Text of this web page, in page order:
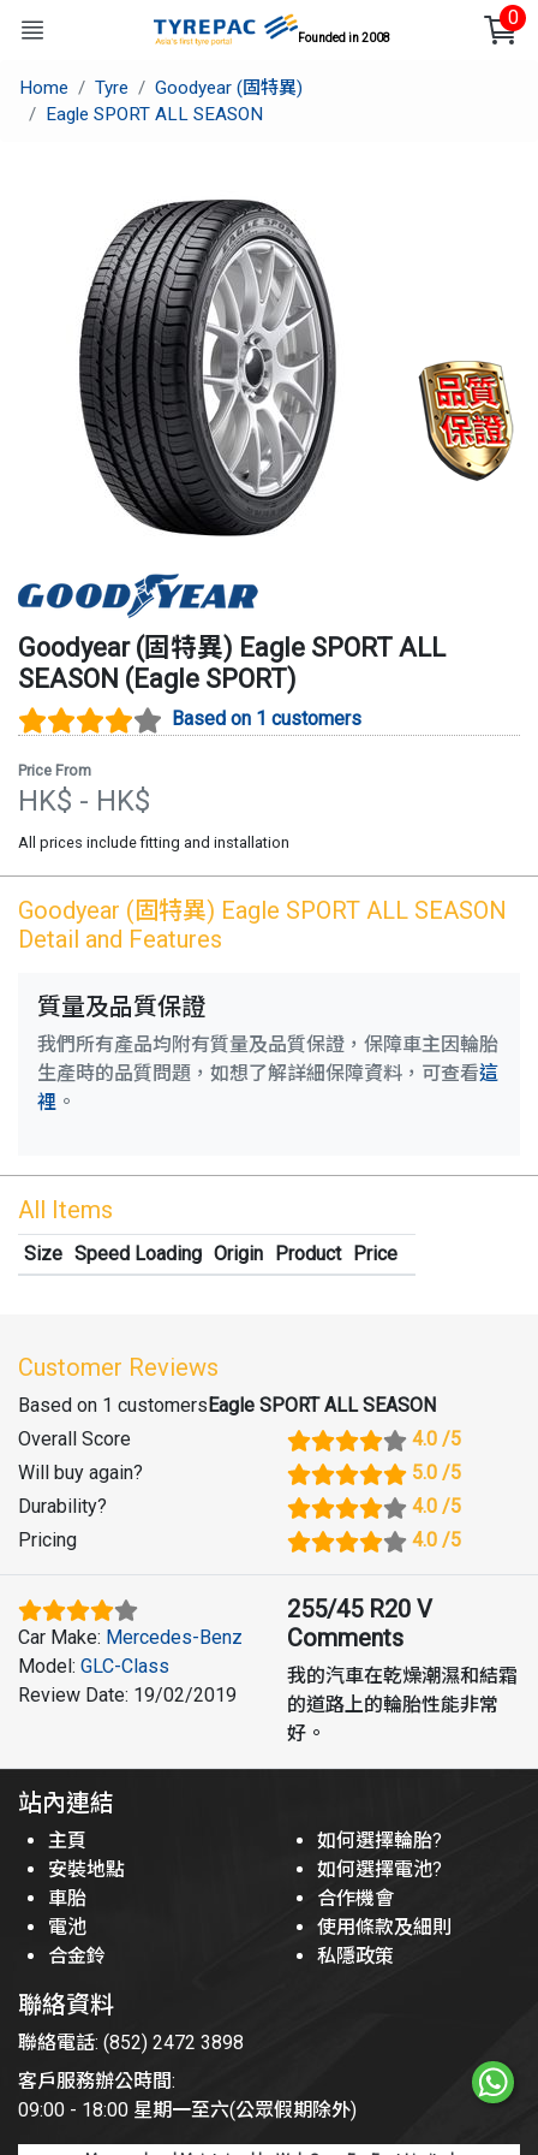
Founded in 2008
0
Home Tyre
Goodyear (固特異)
Eagle SPORT ALL SEASON
Goodyear (固特異) Eagle SPORT ALL
SEASON (Eagle SPORT)
Based on 1 customers
Price From
HK$ - HK$
All prices include fitting and installation
Goodyear (固特異) Eagle SPORT ALL SEASON
Detail and Features
質量及品質保證
我們所有產品均附有質量及品質保證，保障車主因輪胎
生產時的品質問題，如想了解詳細保障資料，可查看這
裡 。
All Items
Size Speed Loading Origin Product Price
Customer Reviews
Based on 1 customersEagle SPORT ALL SEASON
Overall Score
4.0 /5
Will buy again? 5.0 /5
Durability? 4.0 /5
Pricing
4.0 /5
Car Make: Mercedes-Benz
Model: GLC-Class
Review Date: 19/02/2019
255/45 R20 V
Comments
我的汽車在乾燥潮濕和結霜
的道路上的輪胎性能非常
好。
站內連結
主頁
安裝地點
車胎
電池
合金鈴
如何選擇輪胎?
如何選擇電池?
合作機會
使用條款及細則
私隱政策
聯絡資料
聯絡電話: (852) 2472 3898
客戶服務辦公時間:
09:00 - 18:00 星期一至六(公眾假期除外)